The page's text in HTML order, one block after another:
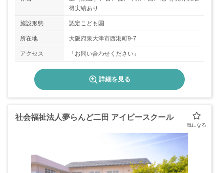
得実績あり
施設形態 認定こども園
所在地 大阪府泉大津市西港町9-7
アクセス 「お問い合わせください」
詳細を見る
社会福祉法人夢らんど二田 アイビースクール